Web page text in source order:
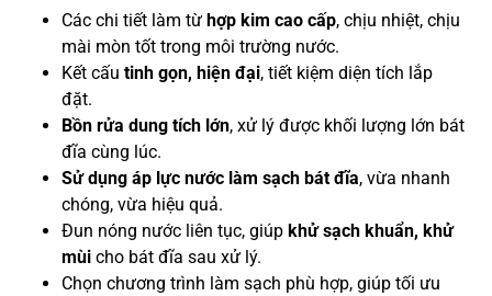
Các chi tiết làm từ hợp kim cao cấp, chịu nhiệt, chịu
mài mòn tốt trong môi trường nước.
Kết cấu tinh gọn, hiện đại, tiết kiệm diện tích lắp
đặt.
Bồn rửa dung tích lớn, xử lý được khối lượng lớn bát
đĩa cùng lúc.
Sử dụng áp lực nước làm sạch bát đĩa, vừa nhanh
chóng, vừa hiệu quả.
Đun nóng nước liên tục, giúp khử sạch khuẩn, khử
mùi cho bát đĩa sau xử lý.
Chọn chương trình làm sạch phù hợp, giúp tối ưu